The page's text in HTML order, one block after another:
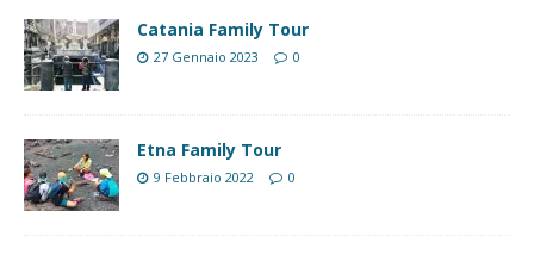
Catania Family Tour
27 Gennaio 2023 0
Etna Family Tour
9 Febbraio 2022 0